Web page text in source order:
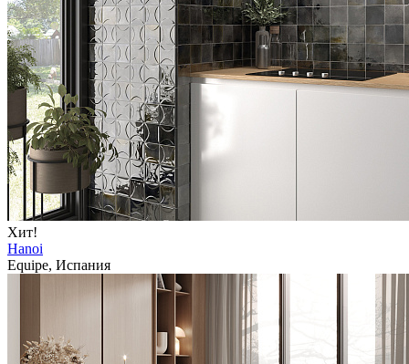
Хит!
Hanoi
Equipe, Испания